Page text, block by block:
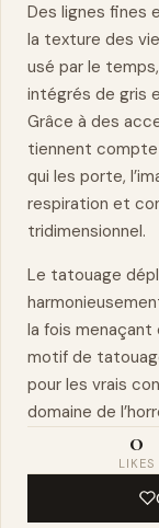
Des lignes fines
la texture des
usé par le
intégrés de gris
Grâce à des
tiennent compte
qui les porte,
respiration et
tridimensionnel.
Le tatouage
la fois menaçant
motif de
pour les vrais
domaine de
0
LIKES